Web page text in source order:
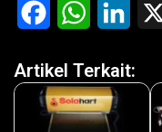
c
e
a
t
n
Artikel Terkait: